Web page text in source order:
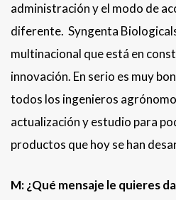
administración y el modo de
diferente. Syngenta
multinacional que está en
innovación. En serio es muy
todos los ingenieros
actualización y estudio para
productos que hoy se han
M: ¿Qué mensaje le quieres